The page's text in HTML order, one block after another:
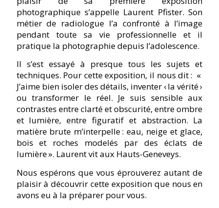
photographique s’appelle Laurent Pfister. Son
métier de radiologue l’a confronté à l’image
pendant toute sa vie professionnelle et il
pratique la photographie depuis l’adolescence.
Il s’est essayé à presque tous les sujets et
techniques. Pour cette exposition, il nous dit : «
J’aime bien isoler des détails, inventer ‹ la vérité ›
ou transformer le réel. Je suis sensible aux
contrastes entre clarté et obscurité, entre ombre
et lumière, entre figuratif et abstraction. La
matière brute m’interpelle : eau, neige et glace,
bois et roches modelés par des éclats de
lumière ». Laurent vit aux Hauts-Geneveys.
Nous espérons que vous éprouverez autant de
plaisir à découvrir cette exposition que nous en
avons eu à la préparer pour vous.